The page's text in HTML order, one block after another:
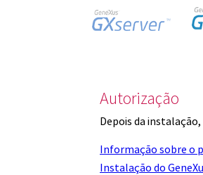
Autorização
Depois da
Informação sobre o
Instalação do